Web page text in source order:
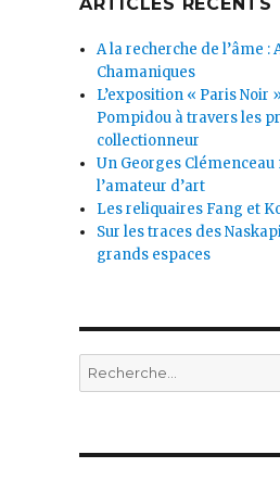
A la recherche de l’âme :
Chamaniques
L’exposition « Paris Noir
Pompidou à travers les
collectionneur
Un Georges Clémenceau
l’amateur d’art
Les reliquaires Fang et
Sur les traces des
grands espaces
Recherche
pour :